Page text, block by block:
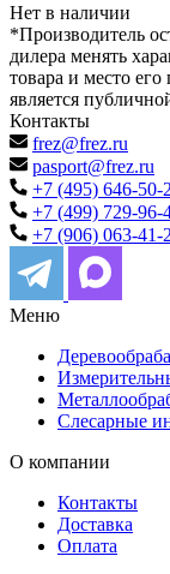
Нет в наличии
*Производитель
дилера менять
товара и место
является
Контакты
frez@frez.ru
pasport@frez.ru
+7 (495) 646-50-
+7 (499) 729-96-
+7 (906) 063-41-
Меню
Слесарные
О компании
Контакты
Доставка
Оплата